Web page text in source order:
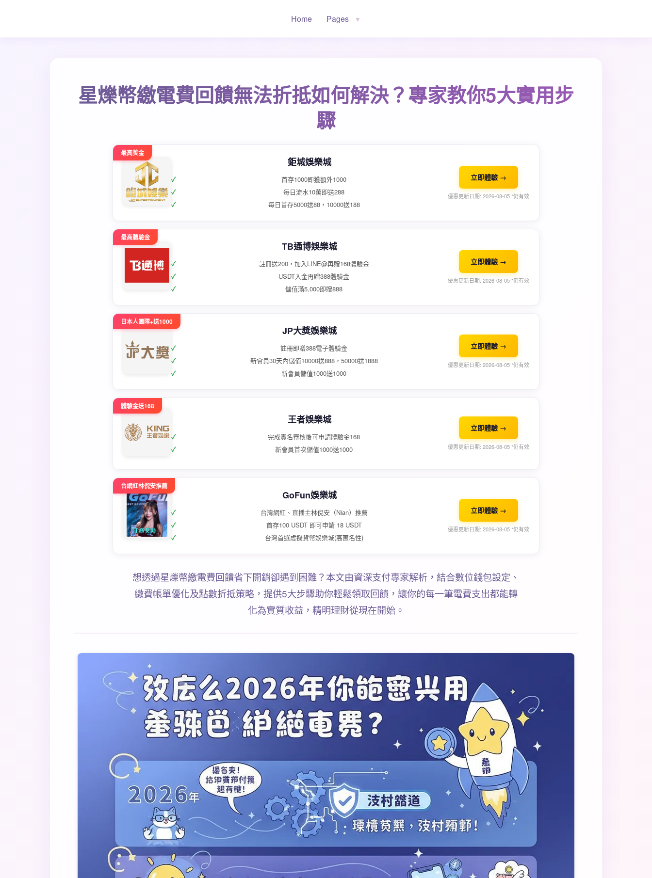
Home Pages ▼
星爍幣繳電費回饋無法折抵如何解決？專家教你5大實用步
驟
最高獎金
鉅城娛樂城
首存1000即獲額外1000
每日流水10萬即送288
每日首存5000送88，10000送188
立即體驗 →
優惠更新日期: 2026-08-05 *仍有效
最高體驗金
TB通博娛樂城
註冊送200，加入LINE@再贈168體驗金
USDT入金再贈388體驗金
儲值滿5,000即贈888
立即體驗 →
優惠更新日期: 2026-08-05 *仍有效
日本人團隊+送1000
JP大獎娛樂城
註冊即贈388電子體驗金
新會員30天內儲值10000送888，50000送1888
新會員儲值1000送1000
立即體驗 →
優惠更新日期: 2026-08-05 *仍有效
體驗金送168
王者娛樂城
完成實名審核後可申請體驗金168
新會員首次儲值1000送1000
立即體驗 →
優惠更新日期: 2026-08-05 *仍有效
台網紅林倪安推薦
GoFun娛樂城
台灣網紅、直播主林倪安（Nian）推薦
首存100 USDT 即可申請 18 USDT
台灣首選虛擬貨幣娛樂城(高匿名性)
立即體驗 →
優惠更新日期: 2026-08-05 *仍有效
想透過星爍幣繳電費回饋省下開銷卻遇到困難？本文由資深支付專家解析，結合數位錢包設定、
繳費帳單優化及點數折抵策略，提供5大步驟助你輕鬆領取回饋，讓你的每一筆電費支出都能轉
化為實質收益，精明理財從現在開始。